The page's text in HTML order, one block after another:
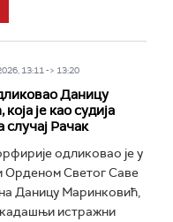
13:11 -> 13:20
Даницу
је као судија
Рачак
одликовао је у
Орденом Светог Саве
Даницу Маринковић,
истражни